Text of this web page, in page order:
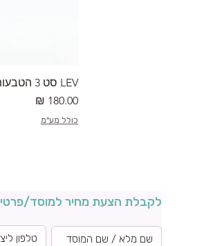
LEV סט 3 הטבעות לב
מחיר
כולל מע"מ
לקבלת הצעת מחיר למוסד/פרטי